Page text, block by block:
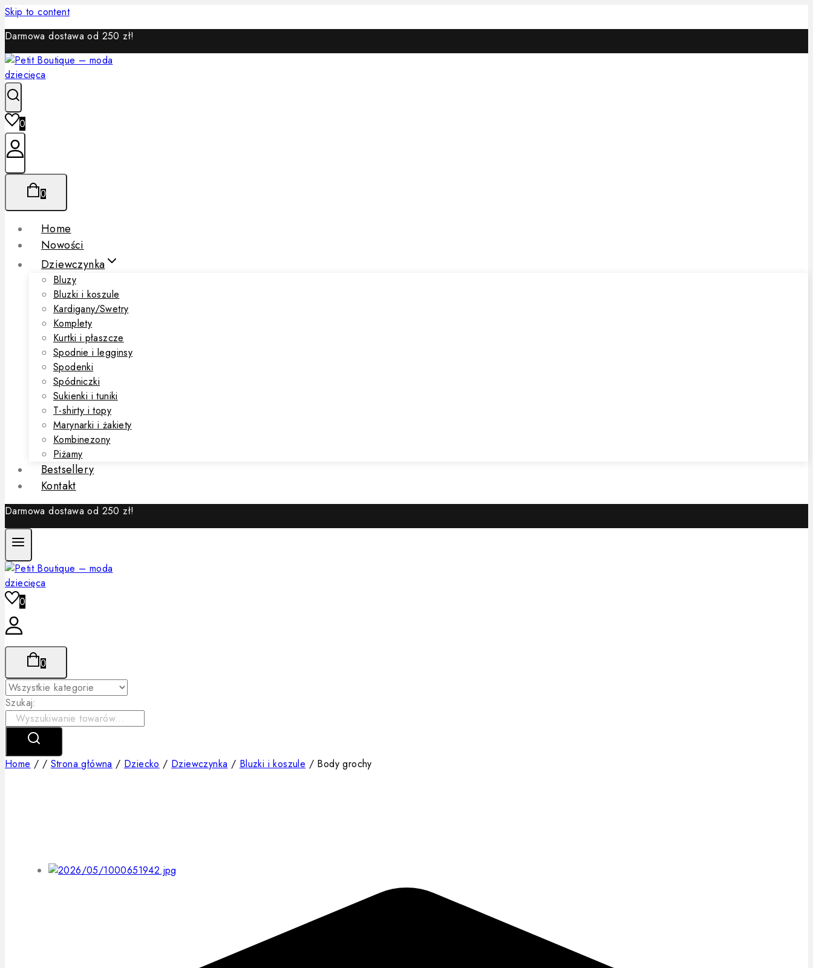
Skip to content
Darmowa dostawa od 250 zł!
0
0
Home
Nowości
Dziewczynka
Bluzy
Bluzki i koszule
Kardigany/Swetry
Komplety
Kurtki i płaszcze
Spodnie i legginsy
Spodenki
Spódniczki
Sukienki i tuniki
T-shirty i topy
Marynarki i żakiety
Kombinezony
Piżamy
Bestsellery
Kontakt
Darmowa dostawa od 250 zł!
0
0
Szukaj:
Home / / Strona główna / Dziecko / Dziewczynka / Bluzki i koszule / Body grochy